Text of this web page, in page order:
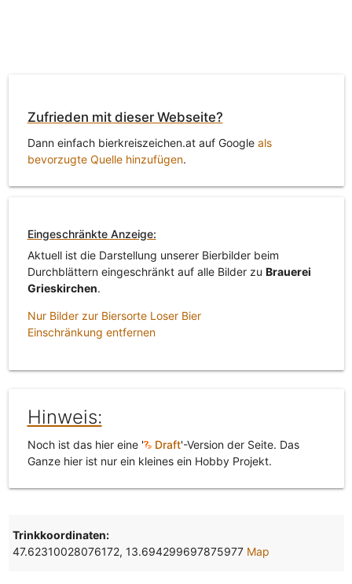
Zufrieden mit dieser Webseite?
Dann einfach bierkreiszeichen.at auf Google als
bevorzugte Quelle hinzufügen.
Eingeschränkte Anzeige:
Aktuell ist die Darstellung unserer Bierbilder beim
Durchblättern eingeschränkt auf alle Bilder zu Brauerei
Grieskirchen.
Nur Bilder zur Biersorte Loser Bier
Einschränkung entfernen
Hinweis:
Noch ist das hier eine ' Draft'-Version der Seite. Das
Ganze hier ist nur ein kleines ein Hobby Projekt.
Trinkkoordinaten:
47.62310028076172, 13.694299697875977 Map